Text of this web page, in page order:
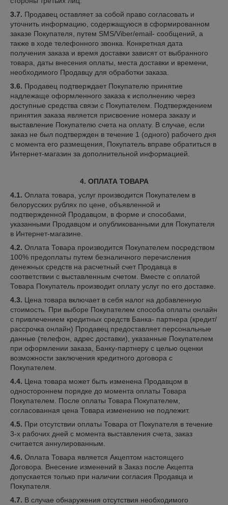
3.7. Продавец оставляет за собой право согласовать и
уточнить информацию, содержащуюся в сформированном
заказе Покупателя, путем SMS/Viber/email- сообщений, а
также в ходе телефонного звонка. Конкретная дата
получения заказа и время доставки зависят от выбранного
товара, даты внесения оплаты, места доставки и времени,
необходимого Продавцу для обработки заказа.
3.6. Продавец подтверждает Покупателю принятие
надлежаще оформленного заказа к исполнению через
доступные средства связи с Покупателем. Подтверждением
принятия заказа является присвоение номера заказу и
выставление Покупателю счета на оплату. В случае, если
заказ не был подтвержден в течение 1 (одного) рабочего дня
с момента его размещения, Покупатель вправе обратиться в
Интернет-магазин за дополнительной информацией.
4. ОПЛАТА ТОВАРА
4.1. Оплата товара, услуг производится Покупателем в
белорусских рублях по цене, объявленной и
подтвержденной Продавцом, в форме и способами,
указанными Продавцом и опубликованными для Покупателя
в Интернет-магазине.
4.2. Оплата Товара производится Покупателем посредством
100% предоплаты путем безналичного перечисления
денежных средств на расчетный счет Продавца в
соответствии с выставленным счетом. Вместе с оплатой
Товара Покупатель производит оплату услуг по его доставке.
4.3. Цена товара включает в себя налог на добавленную
стоимость. При выборе Покупателем способа оплаты онлайн
с привлечением кредитных средств Банка- партнера (кредит/
рассрочка онлайн) Продавец предоставляет персональные
данные (телефон, адрес доставки), указанные Покупателем
при оформлении заказа, Банку-партнеру с целью оценки
возможности заключения кредитного договора с
Покупателем.
4.4. Цена товара может быть изменена Продавцом в
одностороннем порядке до момента оплаты Товара
Покупателем. После оплаты Товара Покупателем,
согласованная цена Товара изменению не подлежит.
4.5. При отсутствии оплаты Товара от Покупателя в течение
3-х рабочих дней с момента выставления счета, заказ
считается аннулированным.
4.6. Оплата Товара является Акцептом настоящего
Договора. Внесение изменений в Заказ после Акцепта
допускается только при наличии согласия Продавца и
Покупателя.
4.7. В случае обнаружения отсутствия необходимого